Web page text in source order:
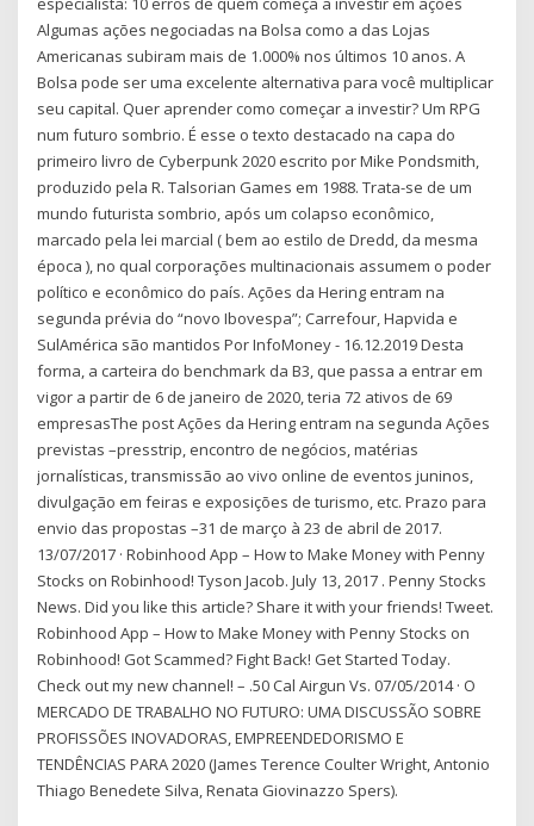
Algumas ações negociadas na Bolsa como a das Lojas
Americanas subiram mais de 1.000% nos últimos 10 anos. A
Bolsa pode ser uma excelente alternativa para você multiplicar
seu capital. Quer aprender como começar a investir? Um RPG
num futuro sombrio. É esse o texto destacado na capa do
primeiro livro de Cyberpunk 2020 escrito por Mike Pondsmith,
produzido pela R. Talsorian Games em 1988. Trata-se de um
mundo futurista sombrio, após um colapso econômico,
marcado pela lei marcial ( bem ao estilo de Dredd, da mesma
época ), no qual corporações multinacionais assumem o poder
político e econômico do país. Ações da Hering entram na
segunda prévia do “novo Ibovespa”; Carrefour, Hapvida e
SulAmérica são mantidos Por InfoMoney - 16.12.2019 Desta
forma, a carteira do benchmark da B3, que passa a entrar em
vigor a partir de 6 de janeiro de 2020, teria 72 ativos de 69
empresasThe post Ações da Hering entram na segunda Ações
previstas –presstrip, encontro de negócios, matérias
jornalísticas, transmissão ao vivo online de eventos juninos,
divulgação em feiras e exposições de turismo, etc. Prazo para
envio das propostas –31 de março à 23 de abril de 2017.
13/07/2017 · Robinhood App – How to Make Money with Penny
Stocks on Robinhood! Tyson Jacob. July 13, 2017 . Penny Stocks
News. Did you like this article? Share it with your friends! Tweet.
Robinhood App – How to Make Money with Penny Stocks on
Robinhood! Got Scammed? Fight Back! Get Started Today.
Check out my new channel! – .50 Cal Airgun Vs. 07/05/2014 · O
MERCADO DE TRABALHO NO FUTURO: UMA DISCUSSÃO SOBRE
PROFISSÕES INOVADORAS, EMPREENDEDORISMO E
TENDÊNCIAS PARA 2020 (James Terence Coulter Wright, Antonio
Thiago Benedete Silva, Renata Giovinazzo Spers).